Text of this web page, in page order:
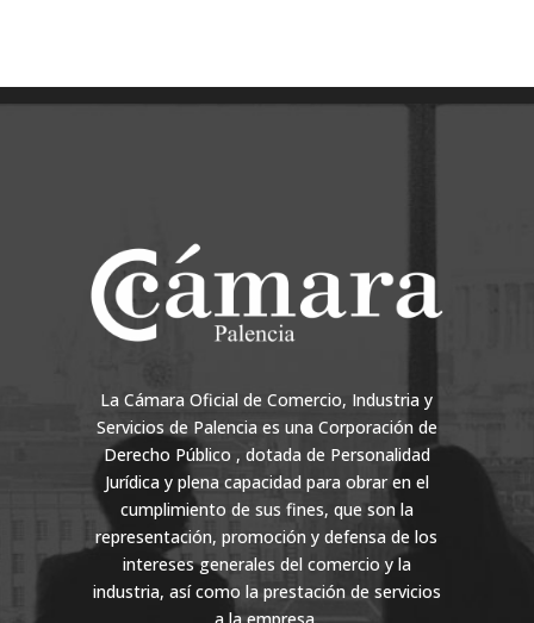
La Cámara Oficial de Comercio, Industria y
Servicios de Palencia es una Corporación de
Derecho Público , dotada de Personalidad
Jurídica y plena capacidad para obrar en el
cumplimiento de sus fines, que son la
representación, promoción y defensa de los
intereses generales del comercio y la
industria, así como la prestación de servicios